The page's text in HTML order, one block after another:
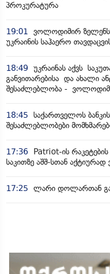
პროკურატურა
19:01 ვოლოდიმირ
უკრაინის საჰაერო
18:49 უკრაინას აქვს
განვითარებისა და ახალი
შესაძლებლობა -
18:45 საქართველოს
შესაძლებლობები
17:36
Patriot-ის
საკითზე აშშ-სთან აქტიურად
17:25 ლარი დოლართან